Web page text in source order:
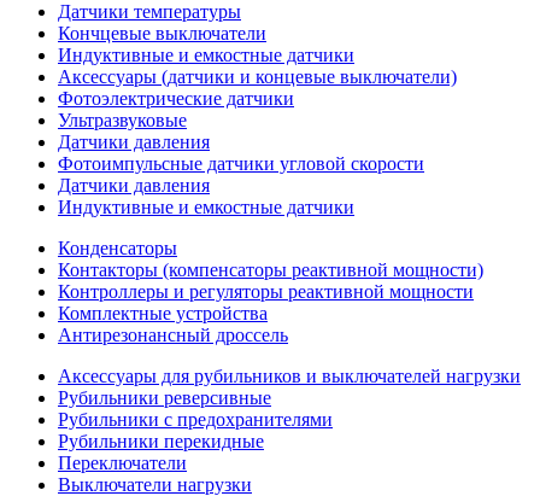
Датчики температуры
Кончцевые выключатели
Индуктивные и емкостные датчики
Аксессуары (датчики и концевые выключатели)
Фотоэлектрические датчики
Ультразвуковые
Датчики давления
Фотоимпульсные датчики угловой скорости
Датчики давления
Индуктивные и емкостные датчики
Конденсаторы
Контакторы (компенсаторы реактивной мощности)
Контроллеры и регуляторы реактивной мощности
Комплектные устройства
Антирезонансный дроссель
Аксессуары для рубильников и выключателей нагрузки
Рубильники реверсивные
Рубильники с предохранителями
Рубильники перекидные
Переключатели
Выключатели нагрузки